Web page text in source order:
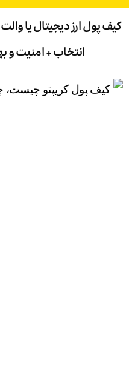
ارز دیجیتال یا والت
انتخاب + امنیت و بهترین